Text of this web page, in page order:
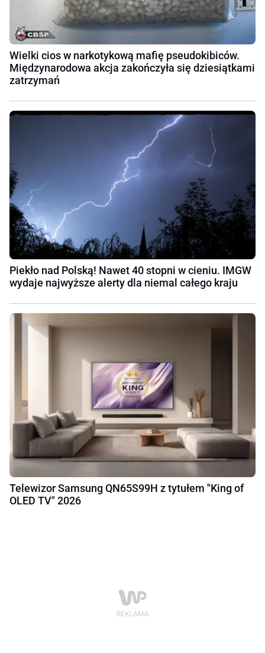
Wielki cios w narkotykową mafię pseudokibiców.
Międzynarodowa akcja zakończyła się dziesiątkami
zatrzymań
Piekło nad Polską! Nawet 40 stopni w cieniu. IMGW
wydaje najwyższe alerty dla niemal całego kraju
Telewizor Samsung QN65S99H z tytułem "King of
OLED TV" 2026